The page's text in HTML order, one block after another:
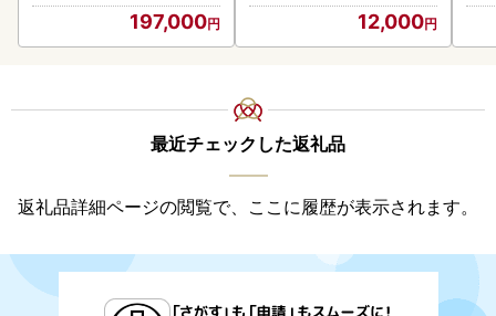
197,000 12,000
最近チェックした返礼品
返礼品詳細ページの閲覧で、ここに履歴が表示されます。